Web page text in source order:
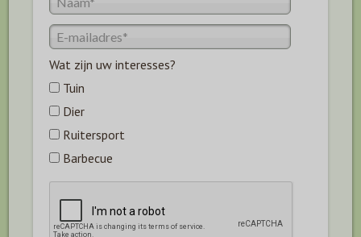
Wat zijn uw interesses?
Tuin
Dier
Ruitersport
Barbecue